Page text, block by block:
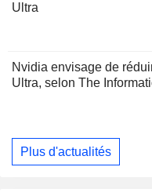
Ultra
Nvidia envisage de
Ultra, selon The
Plus d'actualités